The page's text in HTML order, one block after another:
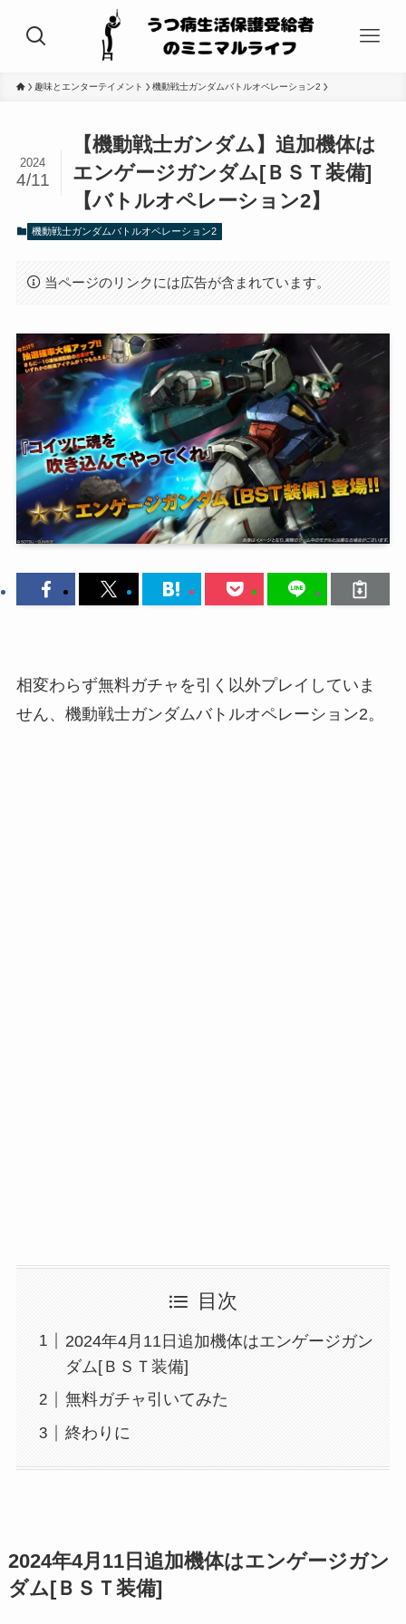
趣味とエンターテイメント 機動戦士ガンダムバトルオペレーション2
【機動戦士ガンダム】追加機体は
エンゲージガンダム[ＢＳＴ装備]
【バトルオペレーション2】
2024
4/11
機動戦士ガンダムバトルオペレーション2
当ページのリンクには広告が含まれています。
相変わらず無料ガチャを引く以外プレイしていま
せん、機動戦士ガンダムバトルオペレーション2。
目次
2024年4月11日追加機体はエンゲージガン
ダム[ＢＳＴ装備]
無料ガチャ引いてみた
終わりに
2024年4月11日追加機体はエンゲージガン
ダム[ＢＳＴ装備]